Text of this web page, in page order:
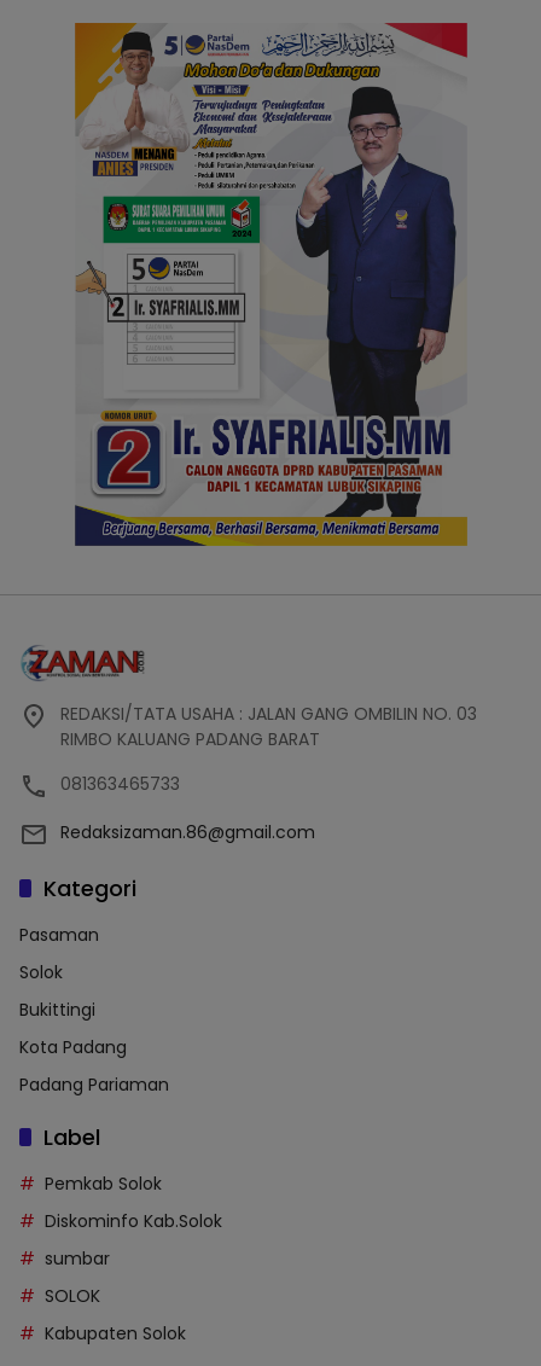
REDAKSI/TATA USAHA : JALAN GANG OMBILIN NO. 03
RIMBO KALUANG PADANG BARAT
081363465733
Redaksizaman.86@gmail.com
Kategori
Pasaman
Solok
Bukittingi
Kota Padang
Padang Pariaman
Label
Pemkab Solok
Diskominfo Kab.Solok
sumbar
SOLOK
Kabupaten Solok